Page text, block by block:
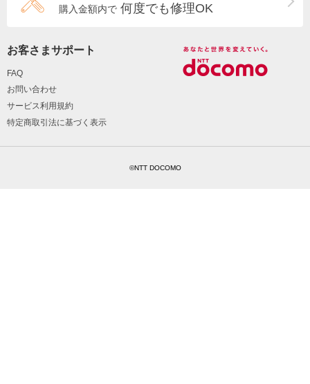
購入金額内で 何度でも修理OK
お客さまサポート
FAQ
お問い合わせ
サービス利用規約
特定商取引法に基づく表示
©NTT DOCOMO